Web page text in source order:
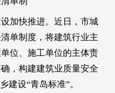
加快推进。近日，市城
单制度，将建筑行业主
位、施工单位的主体责
，构建建筑业质量安全
建设“青岛标准”。